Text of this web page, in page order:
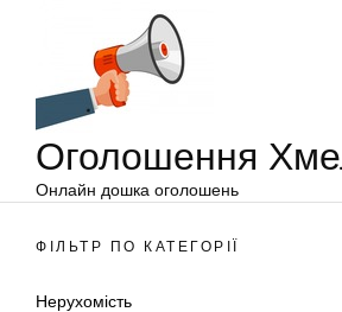
Оголошення
Онлайн дошка оголошень
ФІЛЬТР ПО КАТЕГОРІЇ
Нерухомість